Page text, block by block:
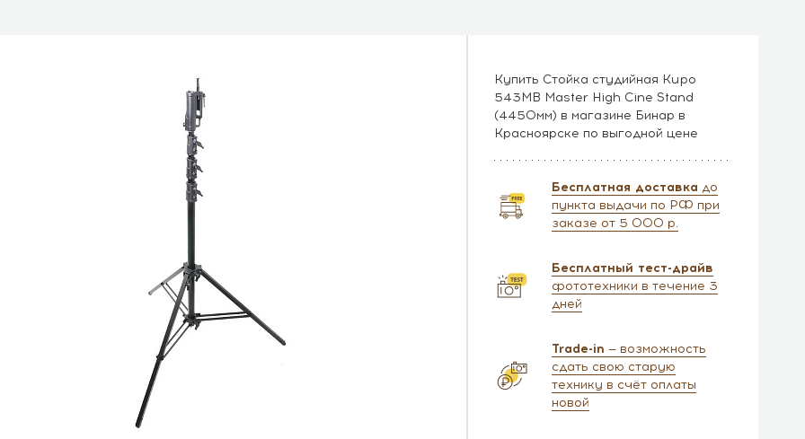
Купить Стойка студийная Kupo
543MB Master High Cine Stand
(4450мм) в магазине Бинар в
Красноярске по выгодной цене
Бесплатная доставка до
пункта выдачи по РФ при
заказе от 5 000 р.
Бесплатный тест-драйв
фототехники в течение 3
дней
Trade-in — возможность
сдать свою старую
технику в счёт оплаты
новой